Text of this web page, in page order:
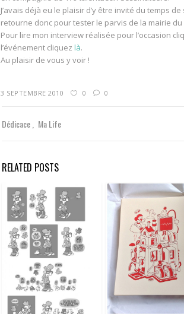
J’avais déjà eu le plaisir d’y être invité du temps
retourne donc pour tester le parvis de la mairie
Pour lire mon interview réalisée pour l’occasion
l’événement cliquezlà.
Au plaisir de vous y voir !
3 SEPTEMBRE 2010 0 0
Dédicace Ma Life
RELATED POSTS